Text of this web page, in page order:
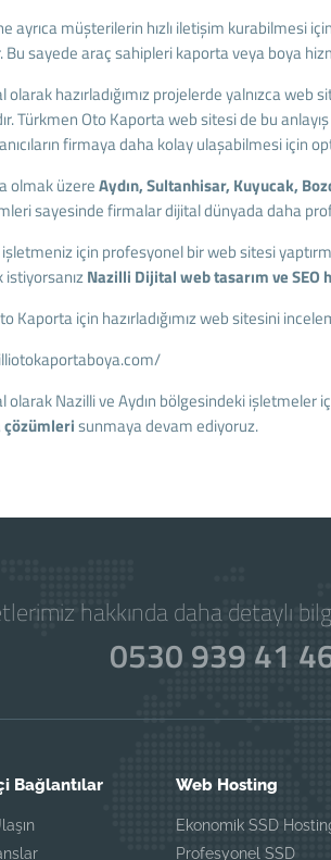
ayrıca müşterilerin hızlı iletişim kurabilmesi için
sayede araç sahipleri kaporta veya boya
olarak hazırladığımız projelerde yalnızca web
Türkmen Oto Kaporta web sitesi de bu
firmaya daha kolay ulaşabilmesi için
olmak üzereAydın, Sultanhisar, Kuyucak,
sayesinde firmalar dijital dünyada daha
için profesyonel bir web sitesi
Nazilli Dijital web tasarım ve SEO
Kaporta için hazırladığımız web sitesini
olarak Nazilli ve Aydın bölgesindeki işletmeler
sunmaya devam ediyoruz.
hakkında daha detaylı
0530 939 41
Bağlantılar Web Hosting
Ekonomik SSD
Profesyonel SSD